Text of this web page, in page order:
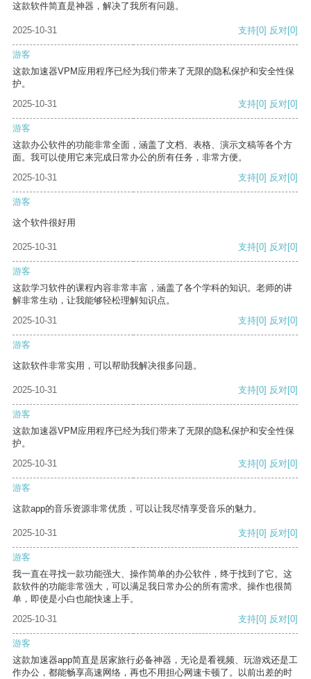
这款软件简直是神器，解决了我所有问题。
2025-10-31 支持[0] 反对[0]
游客
这款加速器VPM应用程序已经为我们带来了无限的隐私保护和安全性保
护。
2025-10-31
支持[0] 反对[0]
游客
这款办公软件的功能非常全面，涵盖了文档、表格、演示文稿等各个方
面。我可以使用它来完成日常办公的所有任务，非常方便。
2025-10-31
支持[0] 反对[0]
游客
这个软件很好用
2025-10-31 支持[0] 反对[0]
游客
这款学习软件的课程内容非常丰富，涵盖了各个学科的知识。老师的讲
解非常生动，让我能够轻松理解知识点。
2025-10-31
支持[0] 反对[0]
游客
这款软件非常实用，可以帮助我解决很多问题。
2025-10-31 支持[0] 反对[0]
游客
这款加速器VPM应用程序已经为我们带来了无限的隐私保护和安全性保
护。
2025-10-31
支持[0] 反对[0]
游客
这款app的音乐资源非常优质，可以让我尽情享受音乐的魅力。
2025-10-31 支持[0] 反对[0]
游客
我一直在寻找一款功能强大、操作简单的办公软件，终于找到了它。这
款软件的功能非常强大，可以满足我日常办公的所有需求。操作也很简
单，即使是小白也能快速上手。
2025-10-31
支持[0] 反对[0]
游客
这款加速器app简直是居家旅行必备神器，无论是看视频、玩游戏还是工
作办公，都能畅享高速网络，再也不用担心网速卡顿了。以前出差的时